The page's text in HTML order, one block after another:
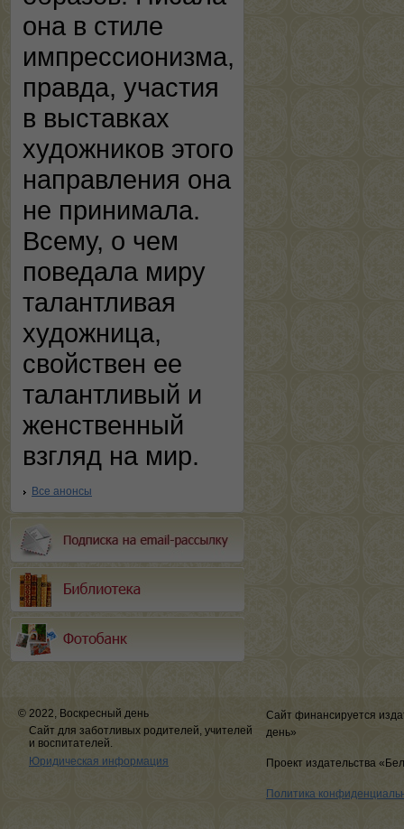
она в стиле
импрессионизма,
правда, участия
в выставках
художников этого
направления она
не принимала.
Всему, о чем
поведала миру
талантливая
художница,
свойствен ее
талантливый и
женственный
взгляд на мир.
Все анонсы
© 2022, Воскресный день
Сайт для заботливых родителей, учителей
и воспитателей.
Юридическая информация
Сайт финансируется
день»
Проект издательства
Политика